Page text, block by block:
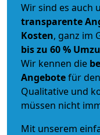
Wir sind es auch
transparente
Kosten, ganz im
bis zu 60 %
Wir kennen die
Angebotefür
Qualitative und
müssen nicht
Mit unserem